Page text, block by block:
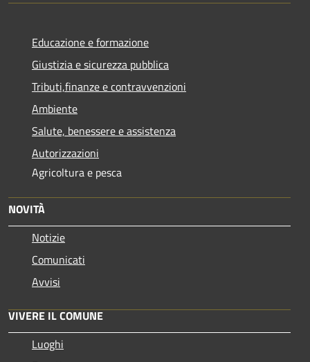
Educazione e formazione
Giustizia e sicurezza pubblica
Tributi,finanze e contravvenzioni
Ambiente
Salute, benessere e assistenza
Autorizzazioni
Agricoltura e pesca
NOVITÀ
Notizie
Comunicati
Avvisi
VIVERE IL COMUNE
Luoghi